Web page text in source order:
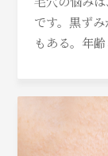
です。黒ず
もある。年